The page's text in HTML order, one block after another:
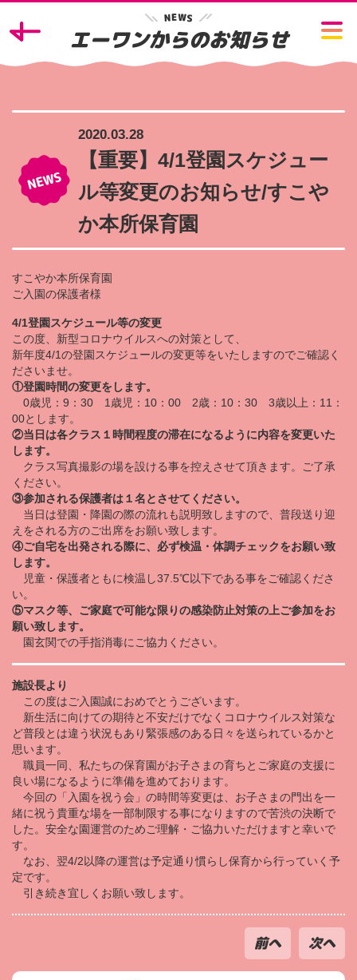
NEWS
エーワンからのお知らせ
2020.03.28
【重要】4/1登園スケジュー
ル等変更のお知らせ/すこや
か本所保育園
すこやか本所保育園
ご入園の保護者様
4/1登園スケジュール等の変更
この度、新型コロナウイルスへの対策として、
新年度4/1の登園スケジュールの変更等をいたしますのでご確認く
ださいませ。
①登園時間の変更をします。
0歳児：9：30 1歳児：10：00 2歳：10：30 3歳以上：11：
00とします。
②当日は各クラス１時間程度の滞在になるように内容を変更いた
します。
クラス写真撮影の場を設ける事を控えさせて頂きます。ご了承
ください。
③参加される保護者は１名とさせてください。
当日は登園・降園の際の流れも説明致しますので、普段送り迎
えをされる方のご出席をお願い致します。
④ご自宅を出発される際に、必ず検温・体調チェックをお願い致
します。
児童・保護者ともに検温し37.5℃以下である事をご確認くださ
い。
⑤マスク等、ご家庭で可能な限りの感染防止対策の上ご参加をお
願い致します。
園玄関での手指消毒にご協力ください。
施設長より
この度はご入園誠におめでとうございます。
新生活に向けての期待と不安だけでなくコロナウイルス対策な
ど普段とは違う状況もあり緊張感のある日々を送られているかと
思います。
職員一同、私たちの保育園がお子さまの育ちとご家庭の支援に
良い場になるように準備を進めております。
今回の「入園を祝う会」の時間等変更は、お子さまの門出を一
緒に祝う貴重な場を一部制限する事になりますので苦渋の決断で
した。安全な園運営のためご理解・ご協力いただけますと幸いで
す。
なお、翌4/2以降の運営は予定通り慣らし保育から行っていく予
定です。
引き続き宜しくお願い致します。
前へ 次へ